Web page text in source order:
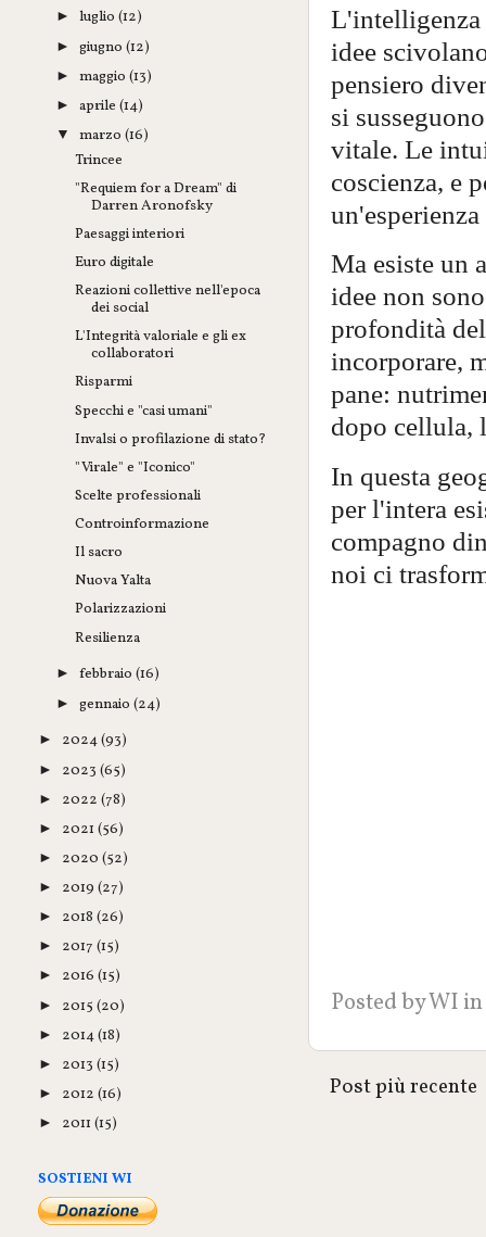
L'intelligenza
idee
pensiero
si
vitale. Le
coscienza, e
Ma esiste un
idee non
profondità
incorporare,
pane:
dopo cellula,
In questa
per l'intera
compagno
noi ci
Posted byWI
Post più recente
►luglio(12)
►giugno(12)
►maggio(13)
►aprile(14)
▼marzo(16)
Trincee
"Requiem for a Dream" di
Darren Aronofsky
Paesaggi interiori
Euro digitale
Reazioni collettive nell'epoca
dei social
L'Integrità valoriale e gli ex
collaboratori
Risparmi
Specchi e "casi umani"
Invalsi o profilazione di stato?
"Virale" e "Iconico"
Scelte professionali
Controinformazione
Il sacro
Nuova Yalta
Polarizzazioni
Resilienza
►febbraio(16)
►gennaio(24)
► 2024(93)
► 2023 (65)
► 2022 (78)
► 2021 (56)
► 2020 (52)
► 2019 (27)
► 2018 (26)
► 2017 (15)
► 2016 (15)
► 2015 (20)
► 2014(18)
► 2013 (15)
► 2012 (16)
► 2011 (15)
SOSTIENI WI